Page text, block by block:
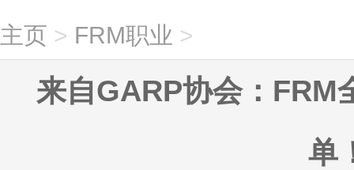
主页 > FRM职业 >
来自GARP协会：FRM
单